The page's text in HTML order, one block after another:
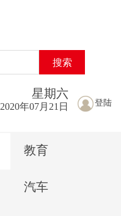
搜索
登陆
星期六
2020年07月21日
教育
汽车